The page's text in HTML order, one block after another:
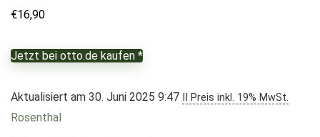
€16,90
Jetzt bei otto.de kaufen *
Aktualisiert am 30. Juni 2025 9:47 II Preis inkl. 19% MwSt.
Rosenthal